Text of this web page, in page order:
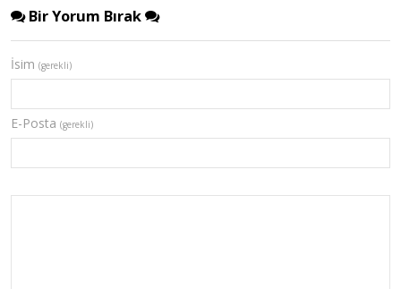
Bir Yorum Bırak
İsim (gerekli)
E-Posta (gerekli)